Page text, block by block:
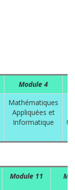
Module 4
Mathématiques
Appliquées et
Informatique
Module 11